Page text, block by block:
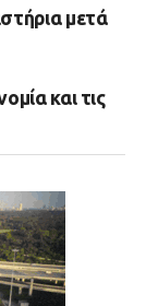
μετά
και τις